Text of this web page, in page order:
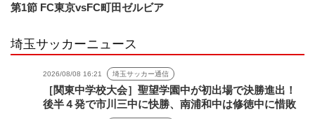
第1節 FC東京vsFC町田ゼルビア
埼玉サッカーニュース
2026/08/08 16:21 埼玉サッカー通信
［関東中学校大会］聖望学園中が初出場で決勝進出！
後半４発で市川三中に快勝、南浦和中は修徳中に惜敗